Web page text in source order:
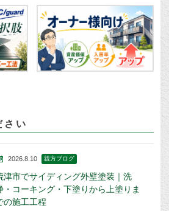
さい
2026.8.10 親方ブログ
津市でサイディング外壁塗装｜洗
・コーキング・下塗りから上塗りま
の施工工程